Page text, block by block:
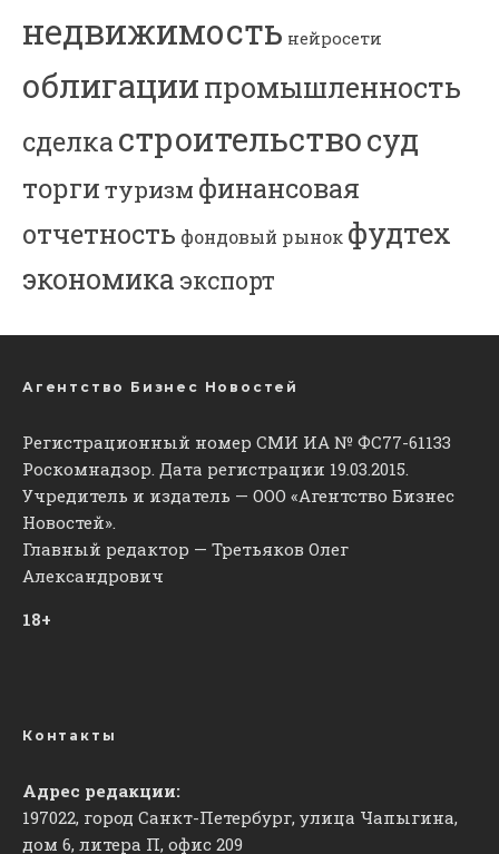
недвижимость нейросети
облигациипромышленность
сделкастроительствосуд
торгитуризм финансовая
отчетность фондовый рынок фудтех
экономика экспорт
Агентство Бизнес Новостей
Регистрационный номер СМИ ИА № ФС77-61133
Роскомнадзор. Дата регистрации 19.03.2015.
Учредитель и издатель — ООО «Агентство Бизнес
Новостей».
Главный редактор — Третьяков Олег
Александрович
18+
Контакты
Адрес редакции:
197022, город Санкт-Петербург, улица Чапыгина,
дом 6, литера П, офис 209